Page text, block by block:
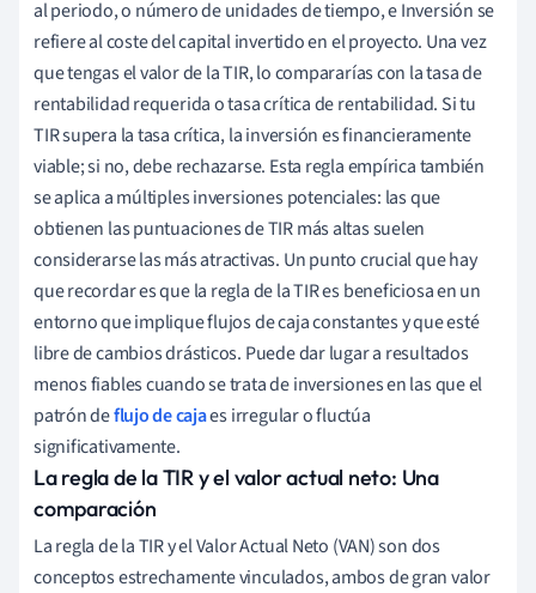
al periodo, o número de unidades de tiempo, e Inversión se
refiere al coste del capital invertido en el proyecto. Una vez
que tengas el valor de la TIR, lo compararías con la tasa de
rentabilidad requerida o tasa crítica de rentabilidad. Si tu
TIR supera la tasa crítica, la inversión es financieramente
viable; si no, debe rechazarse. Esta regla empírica también
se aplica a múltiples inversiones potenciales: las que
obtienen las puntuaciones de TIR más altas suelen
considerarse las más atractivas. Un punto crucial que hay
que recordar es que la regla de la TIR es beneficiosa en un
entorno que implique flujos de caja constantes y que esté
libre de cambios drásticos. Puede dar lugar a resultados
menos fiables cuando se trata de inversiones en las que el
patrón deflujo de cajaes irregular o fluctúa
significativamente.
La regla de la TIR y el valor actual neto: Una
comparación
La regla de la TIR y el Valor Actual Neto (VAN) son dos
conceptos estrechamente vinculados, ambos de gran valor